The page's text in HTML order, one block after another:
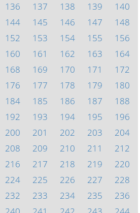
136 137 138 139
140
144 145 146 147
148
152 153 154 155
156
160 161 162 163
164
168 169 170 171
172
176 177 178 179
180
184 185 186 187
188
192 193 194 195
196
200 201 202 203
204
208 209 210 211
212
216 217 218 219
220
224 225 226 227
228
232 233 234 235
236